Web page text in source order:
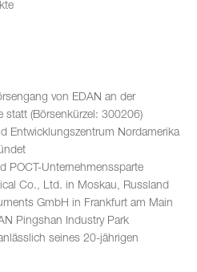
von EDAN an der
statt (Börsenkürzel: 300206)
Entwicklungszentrum Nordamerika
POCT-Unternehmenssparte
Co., Ltd. in Moskau, Russland
GmbH in Frankfurt am Main
Pingshan Industry Park
seines 20-jährigen